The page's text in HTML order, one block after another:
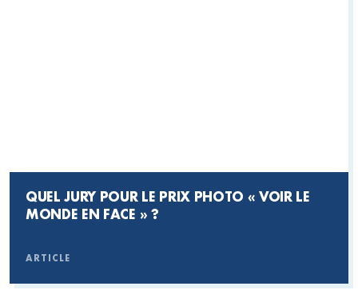
QUEL JURY POUR LE PRIX PHOTO « VOIR LE
MONDE EN FACE » ?
ARTICLE